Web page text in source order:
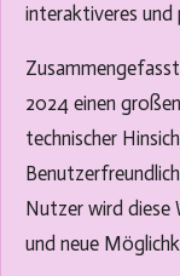
interaktiveres und
2024 einen
technischer
Nutzer wird diese
und neue